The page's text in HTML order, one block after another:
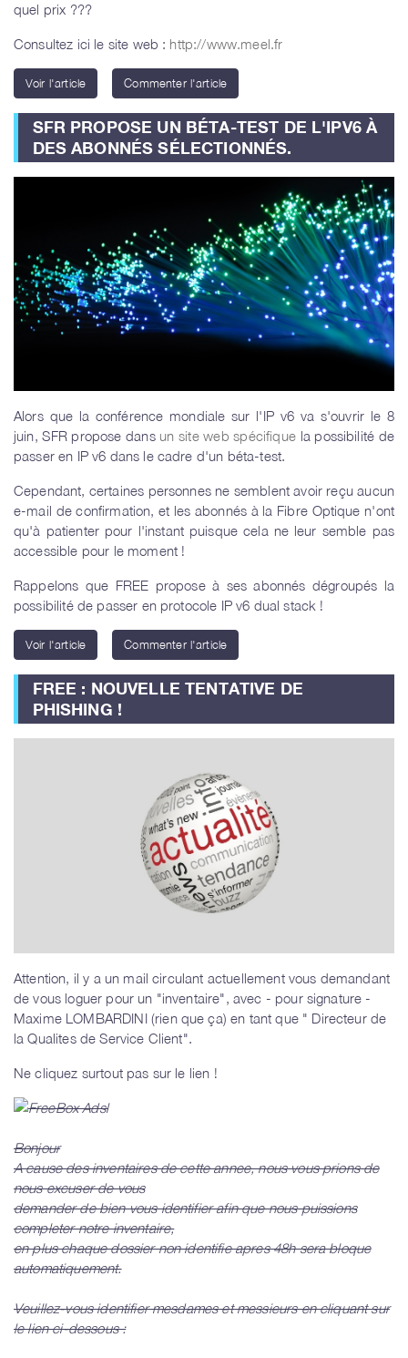
quel prix ???
Consultez ici le site web : http://www.meel.fr
Voir l'article Commenter l'article
SFR PROPOSE UN BÉTA-TEST DE L'IPV6 À
DES ABONNÉS SÉLECTIONNÉS.
Alors que la conférence mondiale sur l'IP v6 va s'ouvrir le 8
juin, SFR propose dans un site web spécifique la possibilité de
passer en IP v6 dans le cadre d'un béta-test.
Cependant, certaines personnes ne semblent avoir reçu aucun
e-mail de confirmation, et les abonnés à la Fibre Optique n'ont
qu'à patienter pour l'instant puisque cela ne leur semble pas
accessible pour le moment !
Rappelons que FREE propose à ses abonnés dégroupés la
possibilité de passer en protocole IP v6 dual stack !
Voir l'article Commenter l'article
FREE : NOUVELLE TENTATIVE DE
PHISHING !
Attention, il y a un mail circulant actuellement vous demandant
de vous loguer pour un "inventaire", avec - pour signature -
Maxime LOMBARDINI (rien que ça) en tant que " Directeur de
la Qualites de Service Client".
Ne cliquez surtout pas sur le lien !
Bonjour
A cause des inventaires de cette annee, nous vous prions de
nous excuser de vous
demander de bien vous identifier afin que nous puissions
completer notre inventaire,
en plus chaque dossier non identifie apres 48h sera bloque
automatiquement.
Veuillez-vous identifier mesdames et messieurs en cliquant sur
le lien ci-dessous :